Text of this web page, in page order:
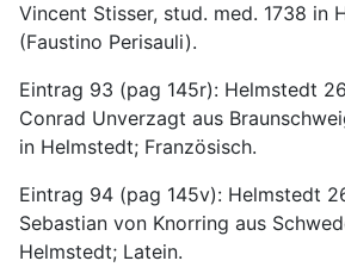
Vincent Stisser, stud. med. 1738 in
(Faustino Perisauli).
Eintrag 93 (pag 145r): Helmstedt
Conrad Unverzagt aus
in Helmstedt; Französisch.
Eintrag 94 (pag 145v): Helmstedt
Sebastian von Knorring aus
Helmstedt; Latein.